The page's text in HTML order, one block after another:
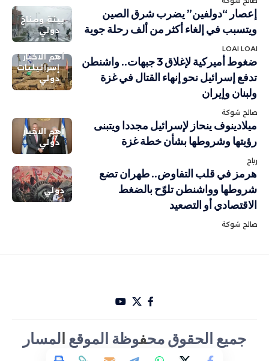
بيئة ومناخ
دولي
إعصار “دولفين” يضرب شرق الصين
ويتسبب في إلغاء أكثر من ألف رحلة جوية
LOAI LOAI
أهم الاخبار
إسرائيليات
دولي
ضغوط أميركية لإغلاق 3 جبهات.. واشنطن
تدفع إسرائيل نحو إنهاء القتال في غزة
ولبنان وإيران
صالح شوكة
أهم الاخبار
دولي
ميلادينوف ينحاز لإسرائيل مجددا ويتبنى
رؤيتها وشروطها بشأن خطة غزة
رباح
دولي
هرمز في قلب التفاوض.. طهران تضع
شروطها وواشنطن تلوّح بالضغط
الاقتصادي أو التصعيد
صالح شوكة
جميع الحقوق محفوظة الموقع المسار